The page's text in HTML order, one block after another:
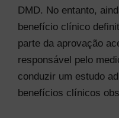
DMD. No entanto,
benefício clínico
parte da aprovação
responsável pelo
conduzir um estudo
benefícios clínicos